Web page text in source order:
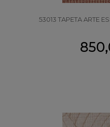
53013 TAPETA ARTE